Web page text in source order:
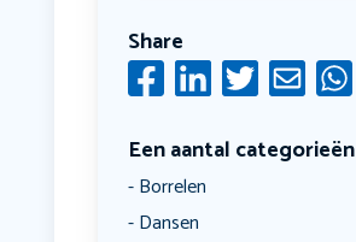
Share
Een aantal categorieën
Borrelen
Dansen